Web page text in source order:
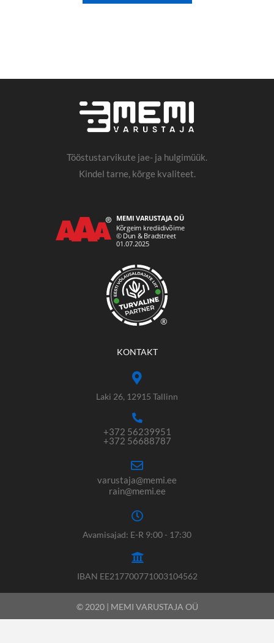
Tööstustarvikute jae- ja hulgimüük.
Kindel tarne, kõrge kvaliteet.
®
KONTAKT
Laki 26, 12915 Tallinn
+372 56239951
+372 56688787
varustaja@memi.ee
rain@memi.ee
Avamisajad: E-R 9:00 - 17:30
IBAN EE217700771003104562
© 2020 | MEMI VARUSTAJA OÜ